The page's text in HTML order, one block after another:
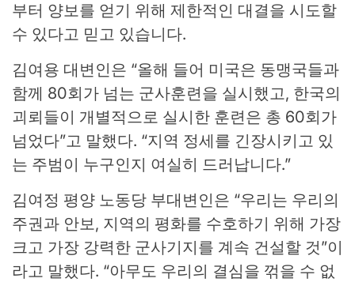
부터 양보를 얻기 위해 제한적인 대결을 시도할
수 있다고 믿고 있습니다.
김여용 대변인은 “올해 들어 미국은 동맹국들과
함께 80회가 넘는 군사훈련을 실시했고, 한국의
괴뢰들이 개별적으로 실시한 훈련은 총 60회가
넘었다”고 말했다. “지역 정세를 긴장시키고 있
는 주범이 누구인지 여실히 드러납니다.”
김여정 평양 노동당 부대변인은 “우리는 우리의
주권과 안보, 지역의 평화를 수호하기 위해 가장
크고 가장 강력한 군사기지를 계속 건설할 것”이
라고 말했다. “아무도 우리의 결심을 꺾을 수 없